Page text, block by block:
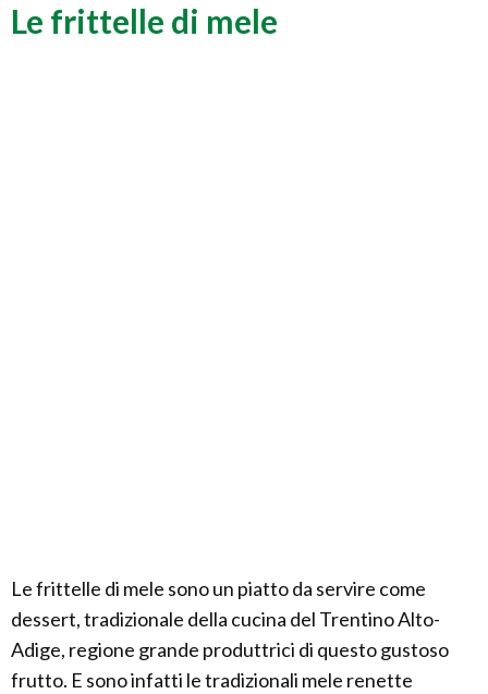
Le frittelle di mele
Le frittelle di mele sono un piatto da servire come
dessert, tradizionale della cucina del Trentino Alto-
Adige, regione grande produttrici di questo gustoso
frutto. E sono infatti le tradizionali mele renette